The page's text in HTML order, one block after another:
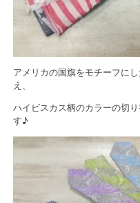
アメリカの国旗をモチーフに
え、
ハイビスカス柄のカラーの切
す♪